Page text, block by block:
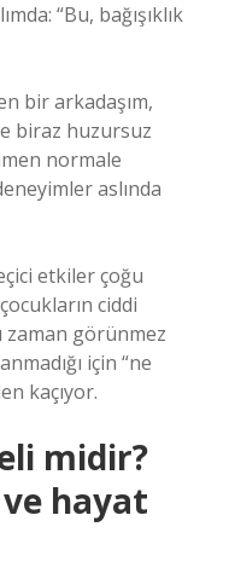
“Bu, bağışıklık
bir arkadaşım,
biraz huzursuz
normale
aslında
etkiler çoğu
ciddi
zaman görünmez
için “ne
kaçıyor.
midir?
hayat